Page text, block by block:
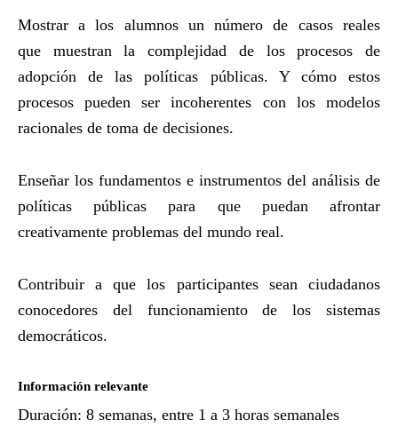
Mostrar a los alumnos un número de casos reales
que muestran la complejidad de los procesos de
adopción de las políticas públicas. Y cómo estos
procesos pueden ser incoherentes con los modelos
racionales de toma de decisiones.
Enseñar los fundamentos e instrumentos del análisis de
políticas públicas para que puedan afrontar
creativamente problemas del mundo real.
Contribuir a que los participantes sean ciudadanos
conocedores del funcionamiento de los sistemas
democráticos.
Información relevante
Duración: 8 semanas, entre 1 a 3 horas semanales